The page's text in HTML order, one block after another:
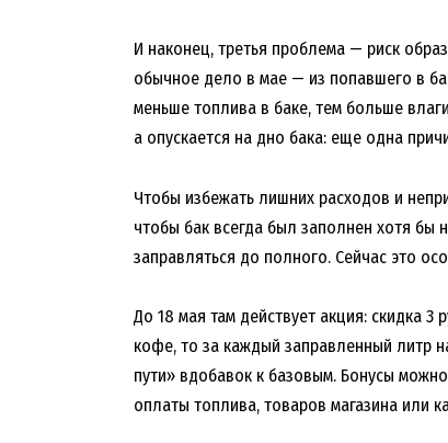
И наконец, третья проблема — риск
обычное дело в мае — из попавшего в
меньше топлива в баке, тем больше
а опускается на дно бака: еще одна
Чтобы избежать лишних расходов и
чтобы бак всегда был заполнен хотя бы
заправляться до полного. Сейчас это
До 18 мая там действует акция: скидка 3
кофе, то за каждый заправленный литр
пути» вдобавок к базовым. Бонусы
оплаты топлива, товаров магазина или